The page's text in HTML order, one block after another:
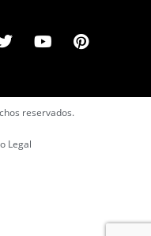
reservados.
Legal